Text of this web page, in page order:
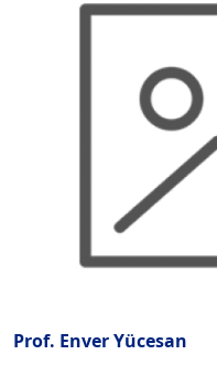
Prof. Enver Yücesan